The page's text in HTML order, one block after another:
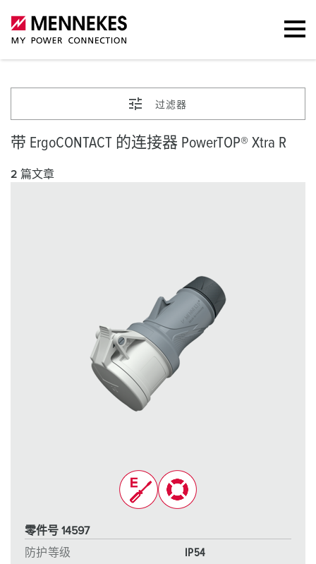
过滤器
带 ErgoCONTACT 的连接器 PowerTOP® Xtra R
2 篇文章
零件号 14597
防护等级
IP54